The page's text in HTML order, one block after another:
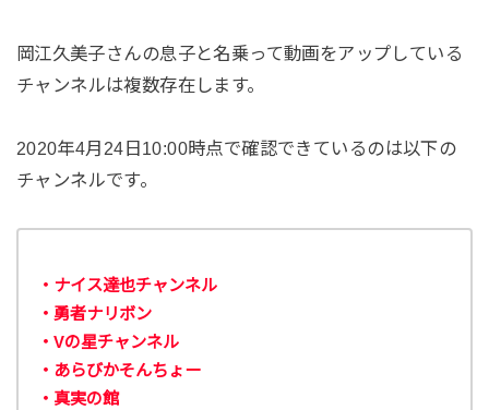
岡江久美子さんの息子と名乗って動画をアップしている
チャンネルは複数存在します。
2020年4月24日10:00時点で確認できているのは以下の
チャンネルです。
・ナイス達也チャンネル
・勇者ナリボン
・Vの星チャンネル
・あらびかそんちょー
・真実の館